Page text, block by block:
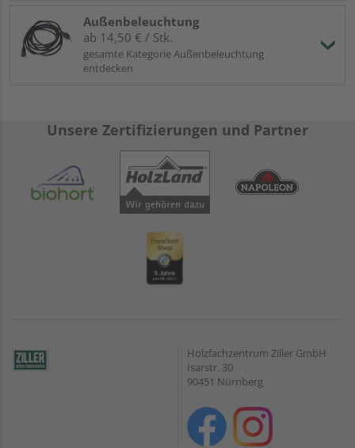
Außenbeleuchtung
ab 14,50 € / Stk.
gesamte Kategorie Außenbeleuchtung
entdecken
Unsere Zertifizierungen und Partner
Holzfachzentrum Ziller GmbH
Isarstr. 30
90451 Nürnberg